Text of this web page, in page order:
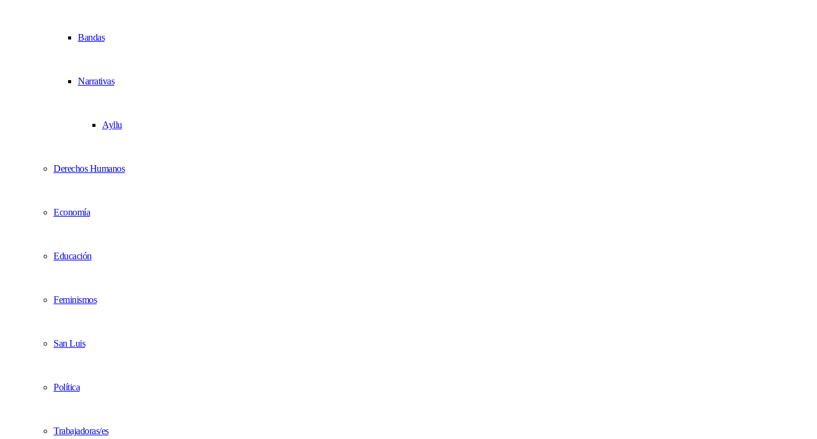
Bandas
Narrativas
Ayllu
Derechos Humanos
Economía
Educación
Feminismos
San Luis
Política
Trabajadoras/es